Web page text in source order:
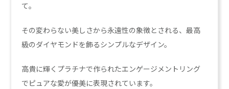
て。
その変わらない美しさから永遠性の象徴とされる、最高
級のダイヤモンドを飾るシンプルなデザイン。
高貴に輝くプラチナで作られたエンゲージメントリング
でピュアな愛が優美に表現されています。